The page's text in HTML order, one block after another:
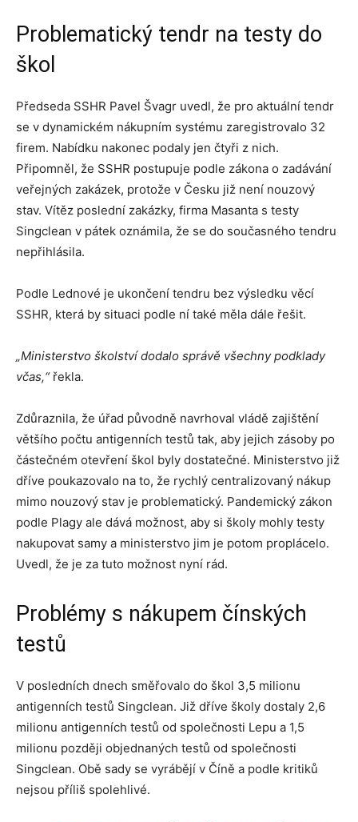
Problematický tendr na testy do
škol
Předseda SSHR Pavel Švagr uvedl, že pro aktuální tendr
se v dynamickém nákupním systému zaregistrovalo 32
firem. Nabídku nakonec podaly jen čtyři z nich.
Připomněl, že SSHR postupuje podle zákona o zadávání
veřejných zakázek, protože v Česku již není nouzový
stav. Vítěz poslední zakázky, firma Masanta s testy
Singclean v pátek oznámila, že se do současného tendru
nepřihlásila.
Podle Lednové je ukončení tendru bez výsledku věcí
SSHR, která by situaci podle ní také měla dále řešit.
„Ministerstvo školství dodalo správě všechny podklady
včas,“řekla.
Zdůraznila, že úřad původně navrhoval vládě zajištění
většího počtu antigenních testů tak, aby jejich zásoby po
částečném otevření škol byly dostatečné. Ministerstvo již
dříve poukazovalo na to, že rychlý centralizovaný nákup
mimo nouzový stav je problematický. Pandemický zákon
podle Plagy ale dává možnost, aby si školy mohly testy
nakupovat samy a ministerstvo jim je potom proplácelo.
Uvedl, že je za tuto možnost nyní rád.
Problémy s nákupem čínských
testů
V posledních dnech směřovalo do škol 3,5 milionu
antigenních testů Singclean. Již dříve školy dostaly 2,6
milionu antigenních testů od společnosti Lepu a 1,5
milionu později objednaných testů od společnosti
Singclean. Obě sady se vyrábějí v Číně a podle kritiků
nejsou příliš spolehlivé.